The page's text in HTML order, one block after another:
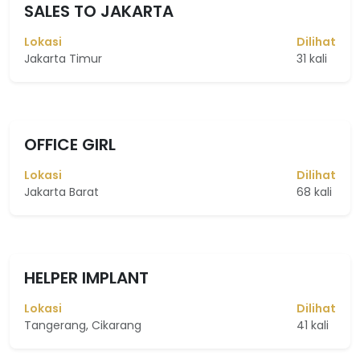
SALES TO JAKARTA
Lokasi
Jakarta Timur
Dilihat
31 kali
OFFICE GIRL
Lokasi
Jakarta Barat
Dilihat
68 kali
HELPER IMPLANT
Lokasi
Tangerang, Cikarang
Dilihat
41 kali